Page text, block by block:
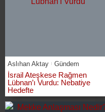
Aslıhan Aktay Gündem
İsrail Ateşkese Rağmen
Lübnan’ı Vurdu: Nebatiye
Hedefte